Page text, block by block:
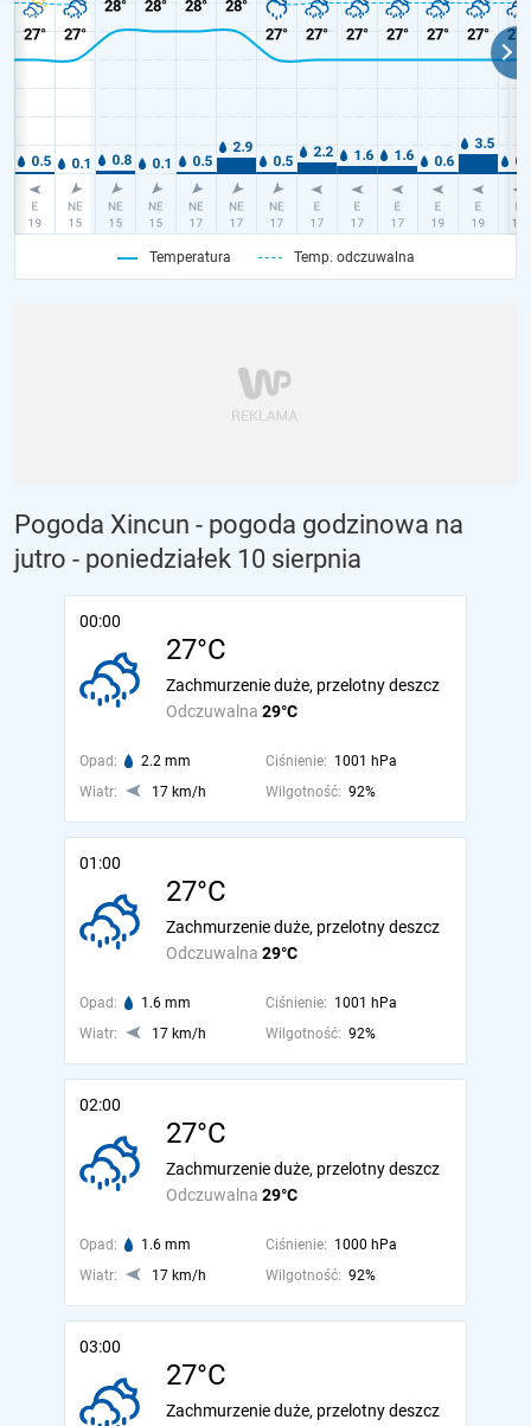
Temperatura Temp. odczuwalna
Pogoda Xincun - pogoda godzinowa na
jutro - poniedziałek 10 sierpnia
00:00
27°C
Odczuwalna 29°C
Zachmurzenie duże, przelotny deszcz
Opad: 2.2 mm Ciśnienie: 1001 hPa
Wiatr:
17 km/h Wilgotność: 92%
01:00
27°C
Odczuwalna 29°C
Zachmurzenie duże, przelotny deszcz
Opad: 1.6 mm Ciśnienie: 1001 hPa
Wiatr:
17 km/h Wilgotność: 92%
02:00
27°C
Odczuwalna 29°C
Zachmurzenie duże, przelotny deszcz
Opad: 1.6 mm Ciśnienie: 1000 hPa
Wiatr:
17 km/h Wilgotność: 92%
03:00
27°C
Zachmurzenie duże, przelotny deszcz